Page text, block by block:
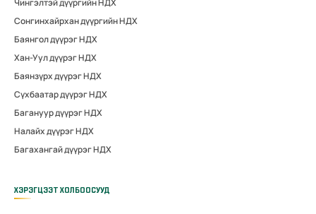
Сонгинхайрхан дүүргийн НДХ
Баянгол дүүрэг НДХ
Хан-Уул дүүрэг НДХ
Баянзүрх дүүрэг НДХ
Сүхбаатар дүүрэг НДХ
Багануур дүүрэг НДХ
Налайх дүүрэг НДХ
Багахангай дүүрэг НДХ
ХЭРЭГЦЭЭТ ХОЛБООСУУД